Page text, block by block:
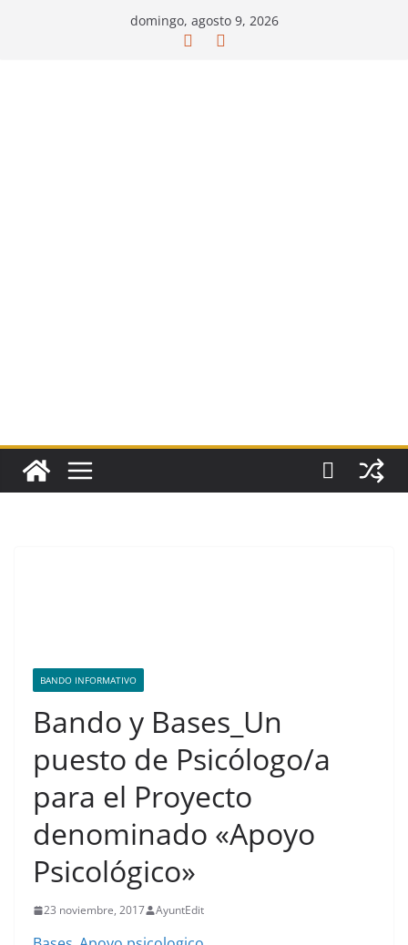
domingo, agosto 9, 2026
BANDO INFORMATIVO
Bando y Bases_Un
puesto de Psicólogo/a
para el Proyecto
denominado «Apoyo
Psicológico»
23 noviembre, 2017 AyuntEdit